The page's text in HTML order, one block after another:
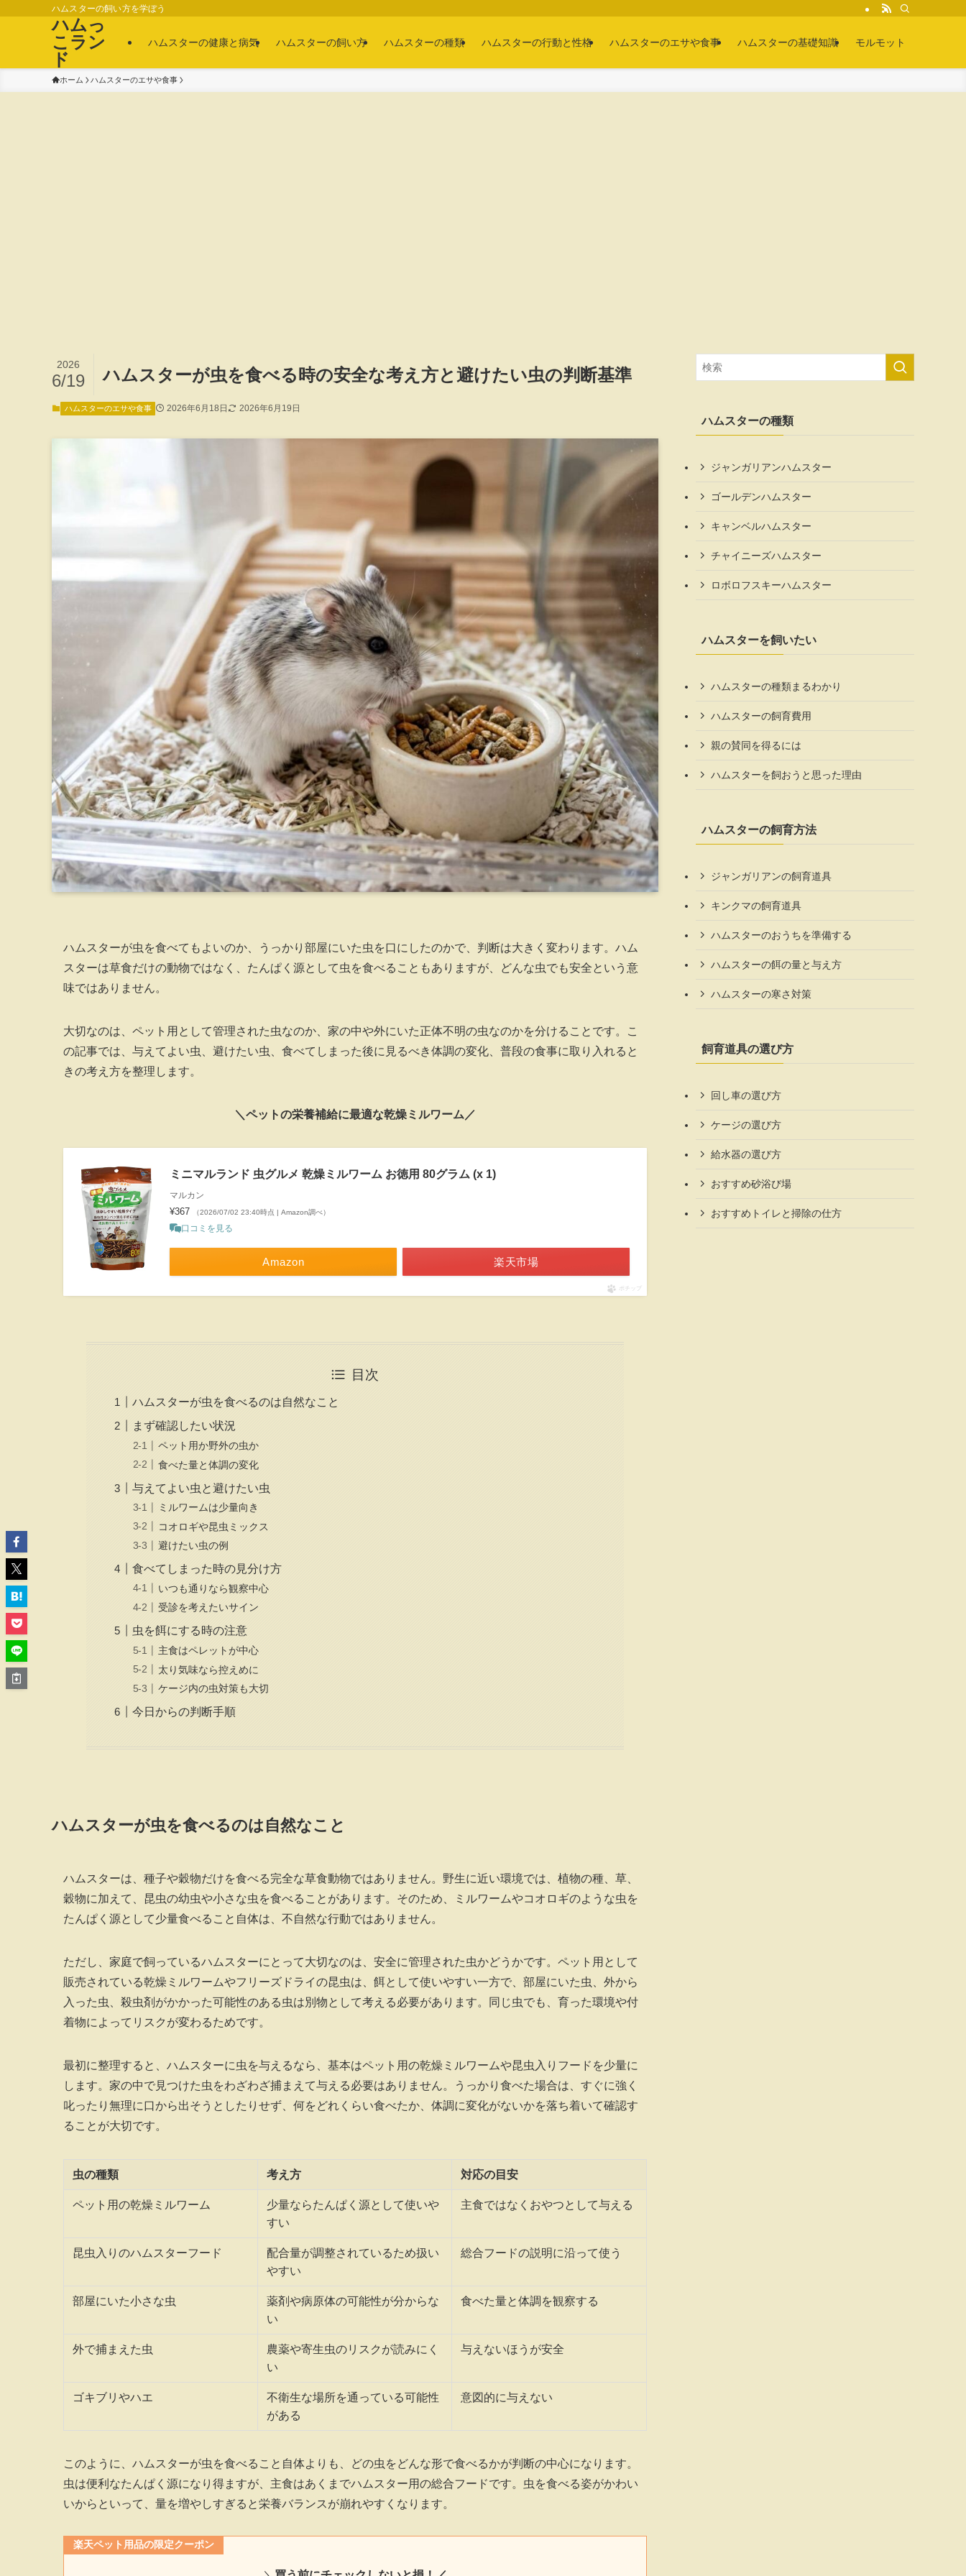
ハムスターの飼い方を学ぼう
ハムっ
こラン
ド
ハムスターの健康と病気 ハムスターの飼い方 ハムスターの種類 ハムスターの行動と性格 ハムスターのエサや食事 ハムスターの基礎知識 モルモット
ホーム ハムスターのエサや食事
ハムスターが虫を食べる時の安全な考え方と避けたい虫の判断基準
2026
6/19
ハムスターのエサや食事 2026年6月18日 2026年6月19日
ハムスターが虫を食べてもよいのか、うっかり部屋にいた虫を口にしたのかで、判断は大きく変わります。ハム
スターは草食だけの動物ではなく、たんぱく源として虫を食べることもありますが、どんな虫でも安全という意
味ではありません。
大切なのは、ペット用として管理された虫なのか、家の中や外にいた正体不明の虫なのかを分けることです。こ
の記事では、与えてよい虫、避けたい虫、食べてしまった後に見るべき体調の変化、普段の食事に取り入れると
きの考え方を整理します。
＼ペットの栄養補給に最適な乾燥ミルワーム／
ミニマルランド 虫グルメ 乾燥ミルワーム お徳用 80グラム (x 1)
マルカン
¥367 （2026/07/02 23:40時点 | Amazon調べ）
口コミを見る
Amazon 楽天市場
ポチップ
目次
ハムスターが虫を食べるのは自然なこと
まず確認したい状況
ペット用か野外の虫か
食べた量と体調の変化
与えてよい虫と避けたい虫
ミルワームは少量向き
コオロギや昆虫ミックス
避けたい虫の例
食べてしまった時の見分け方
いつも通りなら観察中心
受診を考えたいサイン
虫を餌にする時の注意
主食はペレットが中心
太り気味なら控えめに
ケージ内の虫対策も大切
今日からの判断手順
ハムスターが虫を食べるのは自然なこと
ハムスターは、種子や穀物だけを食べる完全な草食動物ではありません。野生に近い環境では、植物の種、草、
穀物に加えて、昆虫の幼虫や小さな虫を食べることがあります。そのため、ミルワームやコオロギのような虫を
たんぱく源として少量食べること自体は、不自然な行動ではありません。
ただし、家庭で飼っているハムスターにとって大切なのは、安全に管理された虫かどうかです。ペット用として
販売されている乾燥ミルワームやフリーズドライの昆虫は、餌として使いやすい一方で、部屋にいた虫、外から
入った虫、殺虫剤がかかった可能性のある虫は別物として考える必要があります。同じ虫でも、育った環境や付
着物によってリスクが変わるためです。
最初に整理すると、ハムスターに虫を与えるなら、基本はペット用の乾燥ミルワームや昆虫入りフードを少量に
します。家の中で見つけた虫をわざわざ捕まえて与える必要はありません。うっかり食べた場合は、すぐに強く
叱ったり無理に口から出そうとしたりせず、何をどれくらい食べたか、体調に変化がないかを落ち着いて確認す
ることが大切です。
虫の種類 考え方 対応の目安
ペット用の乾燥ミルワーム
少量ならたんぱく源として使いや
すい
主食ではなくおやつとして与える
昆虫入りのハムスターフード
配合量が調整されているため扱い
やすい
総合フードの説明に沿って使う
部屋にいた小さな虫
薬剤や病原体の可能性が分からな
い
食べた量と体調を観察する
外で捕まえた虫
農薬や寄生虫のリスクが読みにく
い
与えないほうが安全
ゴキブリやハエ
不衛生な場所を通っている可能性
がある
意図的に与えない
このように、ハムスターが虫を食べること自体よりも、どの虫をどんな形で食べるかが判断の中心になります。
虫は便利なたんぱく源になり得ますが、主食はあくまでハムスター用の総合フードです。虫を食べる姿がかわい
いからといって、量を増やしすぎると栄養バランスが崩れやすくなります。
楽天ペット用品の限定クーポン
ハムスターの種類
ジャンガリアンハムスター
ゴールデンハムスター
キャンベルハムスター
チャイニーズハムスター
ロボロフスキーハムスター
ハムスターを飼いたい
ハムスターの種類まるわかり
ハムスターの飼育費用
親の賛同を得るには
ハムスターを飼おうと思った理由
ハムスターの飼育方法
ジャンガリアンの飼育道具
キンクマの飼育道具
ハムスターのおうちを準備する
ハムスターの餌の量と与え方
ハムスターの寒さ対策
飼育道具の選び方
回し車の選び方
ケージの選び方
給水器の選び方
おすすめ砂浴び場
おすすめトイレと掃除の仕方